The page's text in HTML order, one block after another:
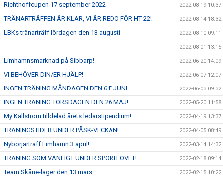
Richthoffcupen 17 september 2022 2022-08-19 10:37
TRÄNARTRÄFFEN ÄR KLAR, VI ÄR REDO FÖR HT-22! 2022-08-14 18:32
LBKs tränarträff lördagen den 13 augusti 2022-08-10 09:11
2022-08-01 13:15
Limhamnsmarknad på Sibbarp! 2022-06-20 14:09
VI BEHÖVER DIN/ER HJÄLP! 2022-06-07 12:07
INGEN TRÄNING MÅNDAGEN DEN 6:E JUNI 2022-06-03 09:32
INGEN TRÄNING TORSDAGEN DEN 26 MAJ! 2022-05-20 11:58
My Källström tilldelad årets ledarstipendium! 2022-04-19 13:37
TRÄNINGSTIDER UNDER PÅSK-VECKAN! 2022-04-05 08:49
Nybörjarträff Limhamn 3 april! 2022-03-14 14:32
TRÄNING SOM VANLIGT UNDER SPORTLOVET! 2022-02-18 09:14
Team Skåne-läger den 13 mars 2022-02-15 10:22